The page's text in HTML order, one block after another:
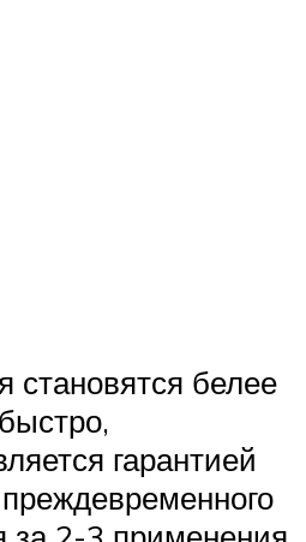
становятся белее
гарантией